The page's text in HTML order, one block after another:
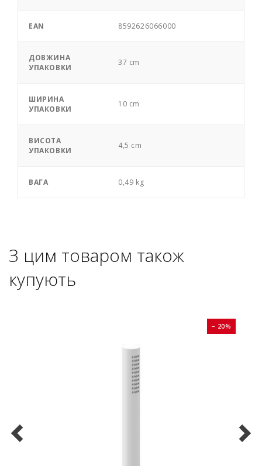
EAN 8592626066000
ДОВЖИНА
УПАКОВКИ
37 cm
ШИРИНА
УПАКОВКИ
10 cm
ВИСОТА
УПАКОВКИ
4,5 cm
ВАГА 0,49 kg
З цим товаром також
купують
− 20%